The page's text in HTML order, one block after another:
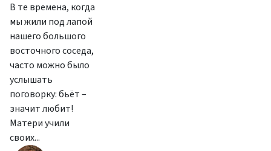
В те времена, когда
мы жили под лапой
нашего большого
восточного соседа,
часто можно было
услышать
поговорку: бьёт –
значит любит!
Матери учили
своих...